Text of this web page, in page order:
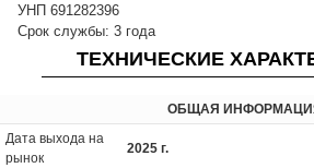
УНП 691282396
Срок службы: 3 года
ТЕХНИЧЕСКИЕ
ОБЩАЯ
Дата выхода на
рынок
2025 г.